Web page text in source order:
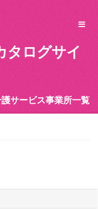
タログサイ
サービス事業所一覧